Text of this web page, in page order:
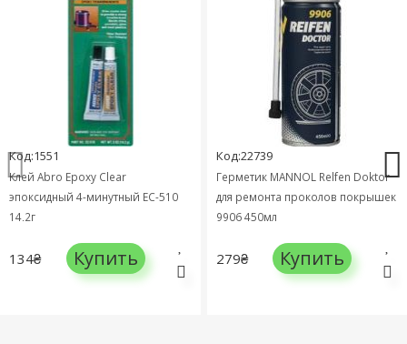
Код:1551
Клей Abro Epoxy Clear
эпоксидный 4-минутный EC-510
14,2г
134₴ Купить
Код:22739
Герметик MANNOL Relfen Doktor
для ремонта проколов покрышек
9906 450мл
279₴ Купить